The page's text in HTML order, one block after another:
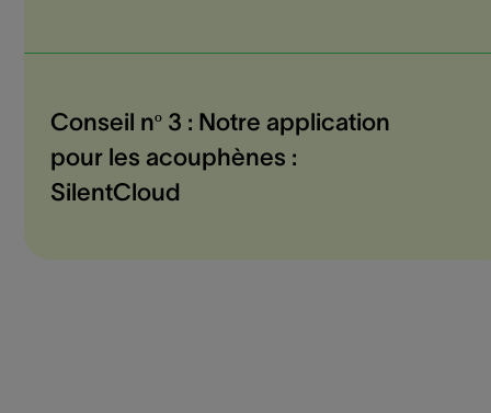
Conseil nº 3 : Notre application
pour les acouphènes :
SilentCloud